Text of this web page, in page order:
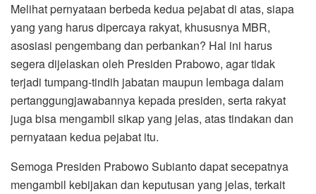
Melihat pernyataan berbeda kedua pejabat di atas, siapa
yang yang harus dipercaya rakyat, khususnya MBR,
asosiasi pengembang dan perbankan? Hal ini harus
segera dijelaskan oleh Presiden Prabowo, agar tidak
terjadi tumpang-tindih jabatan maupun lembaga dalam
pertanggungjawabannya kepada presiden, serta rakyat
juga bisa mengambil sikap yang jelas, atas tindakan dan
pernyataan kedua pejabat itu.
Semoga Presiden Prabowo Subianto dapat secepatnya
mengambil kebijakan dan keputusan yang jelas, terkait